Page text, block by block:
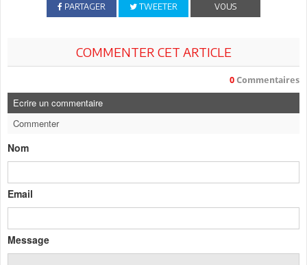
PARTAGER TWEETER
VOUS
COMMENTER CET ARTICLE
0 Commentaires
Ecrire un commentaire
Commenter
Nom
Email
Message